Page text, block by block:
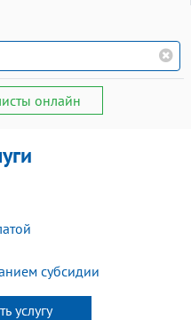
онлайн
субсидии
услугу